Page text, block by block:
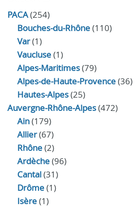
PACA(254)
Bouches-du-Rhône(110)
Var(1)
Vaucluse(1)
Alpes-Maritimes(79)
Alpes-de-Haute-Provence(36)
Hautes-Alpes(25)
Auvergne-Rhône-Alpes(472)
Ain(179)
Allier(67)
Rhône(2)
Ardèche(96)
Cantal(31)
Drôme(1)
Isère(1)